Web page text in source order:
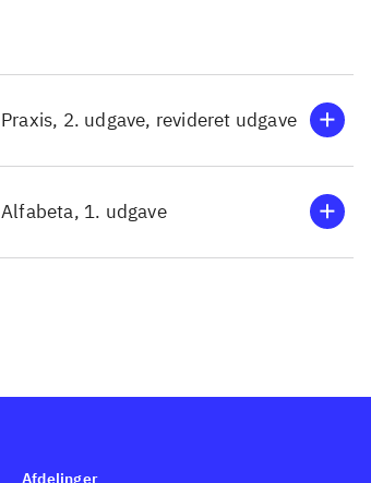
Praxis, 2. udgave, revideret udgave
Alfabeta, 1. udgave
Afdelinger